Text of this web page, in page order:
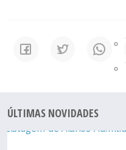
ÚLTIMAS NOVIDADES